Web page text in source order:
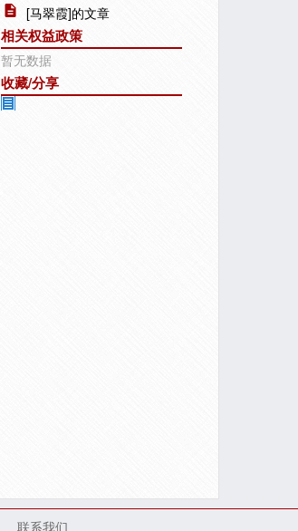
[马翠霞]的文章
相关权益政策
暂无数据
收藏/分享
联系我们